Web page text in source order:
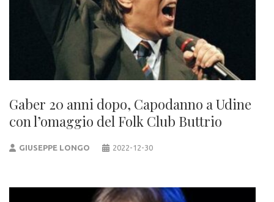
Gaber 20 anni dopo, Capodanno a Udine
con l’omaggio del Folk Club Buttrio
GIUSEPPE LONGO 2022-12-30